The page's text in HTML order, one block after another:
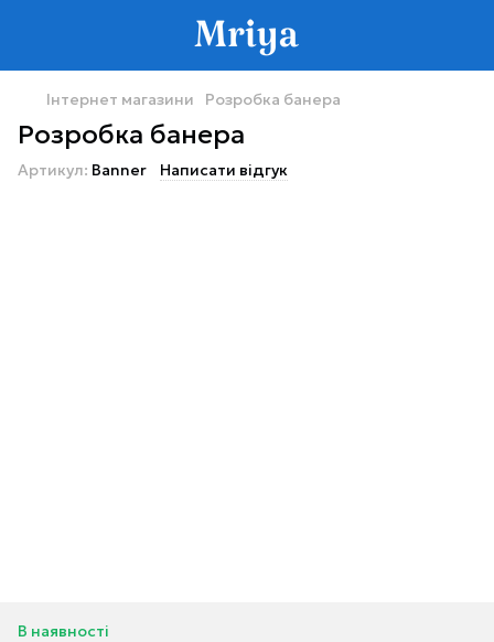
Інтернет магазини Розробка банера
Розробка банера
Артикул: Banner Написати відгук
В наявності